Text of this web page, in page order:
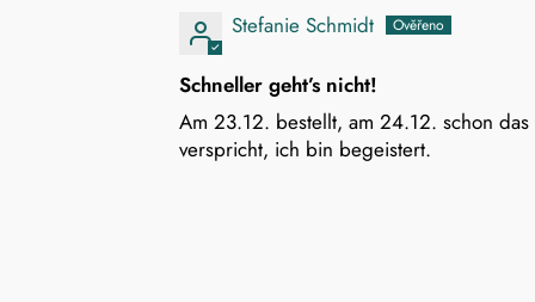
Stefanie Schmidt
Schneller geht’s nicht!
Am 23.12. bestellt, am 24.12. schon
verspricht, ich bin begeistert.